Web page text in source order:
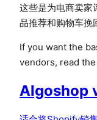
这些是为电商卖
品推荐和购物车挽
If you want the
vendors, read the
Algoshop